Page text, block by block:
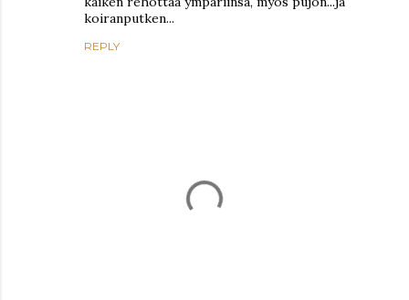
koiranputken...
REPLY